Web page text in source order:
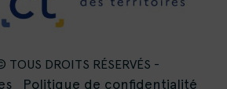
TOUS DROITS RÉSERVÉS -
Politique de confidentialité